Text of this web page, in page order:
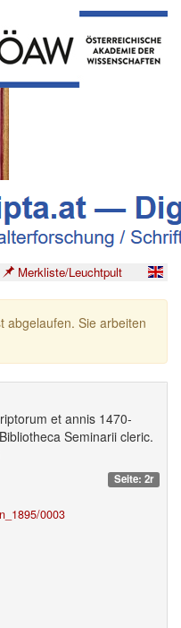
Merkliste/Leuchtpult
abgelaufen. Sie arbeiten
et annis 1470-
Seminarii cleric.
Seite: 2r
0003